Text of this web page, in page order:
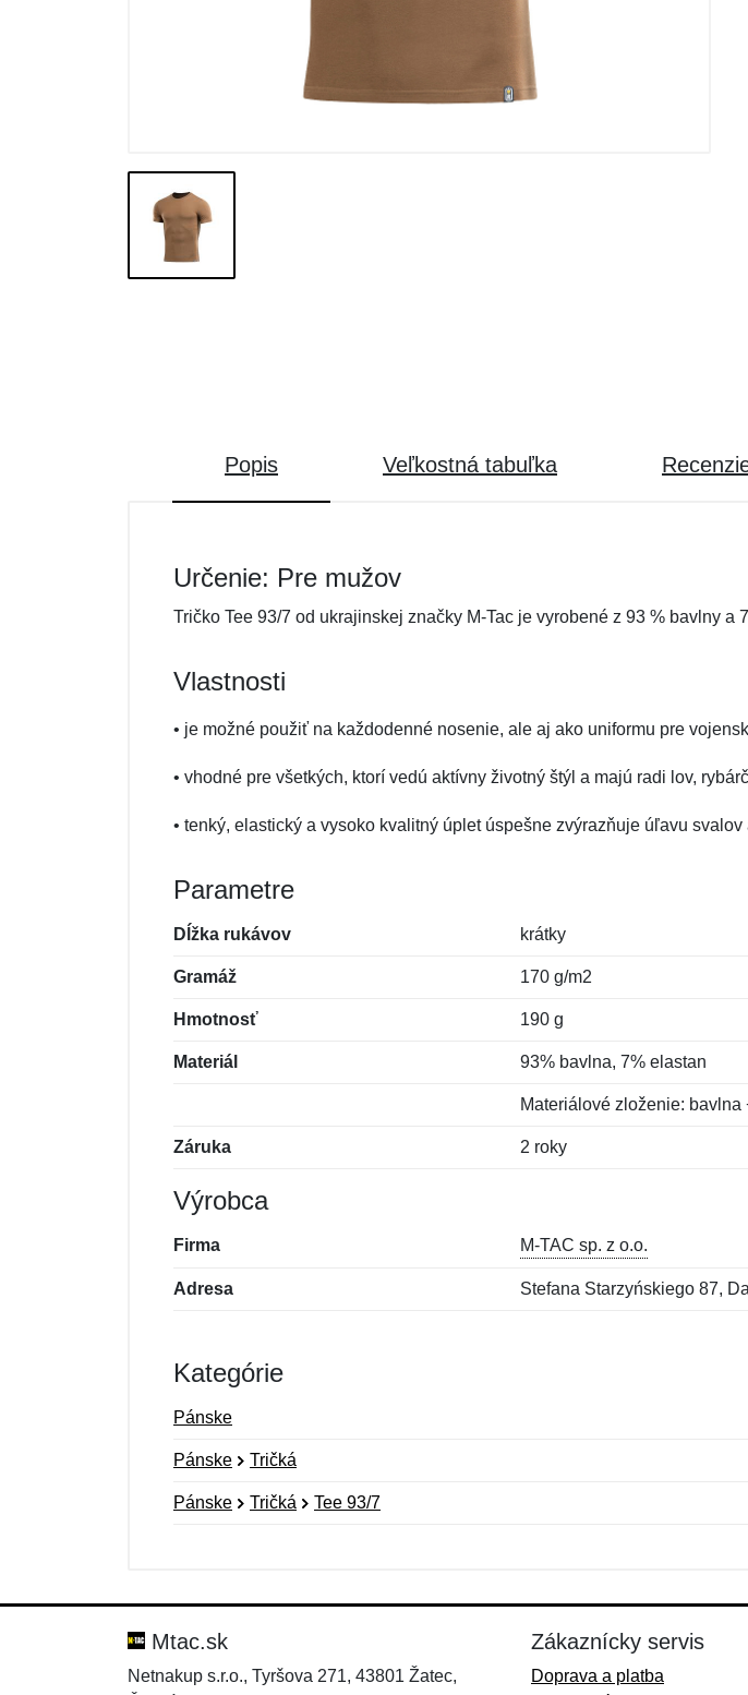
Popis Veľkostná tabuľka
Určenie: Pre mužov
Tričko Tee 93/7 od ukrajinskej značky M-Tac je vyrobené z 93 % bavlny
Vlastnosti
• je možné použiť na každodenné nosenie, ale aj ako uniformu pre
• vhodné pre všetkých, ktorí vedú aktívny životný štýl a majú radi lov,
• tenký, elastický a vysoko kvalitný úplet úspešne zvýrazňuje úľavu
Parametre
Dĺžka rukávov krátky
Gramáž 170 g/m2
Hmotnosť 190 g
Materiál 93% bavlna, 7% elastan
Materiálové zloženie: bavlna
Záruka 2 roky
Výrobca
Firma M-TAC sp. z o.o.
Adresa Stefana Starzyńskiego 87,
Kategórie
Pánske
Pánske Tričká
Pánske Tričká Tee 93/7
Mtac.sk
Netnakup s.r.o., Tyršova 271, 43801 Žatec,
Zákaznícky servis
Doprava a platba